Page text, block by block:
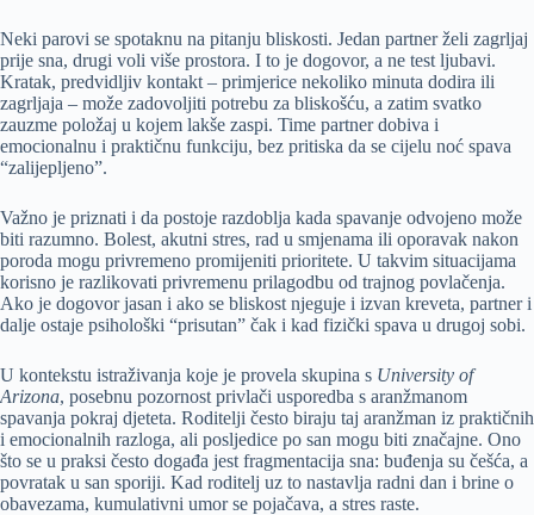
Neki parovi se spotaknu na pitanju bliskosti. Jedan partner želi zagrljaj
prije sna, drugi voli više prostora. I to je dogovor, a ne test ljubavi.
Kratak, predvidljiv kontakt – primjerice nekoliko minuta dodira ili
zagrljaja – može zadovoljiti potrebu za bliskošću, a zatim svatko
zauzme položaj u kojem lakše zaspi. Time partner dobiva i
emocionalnu i praktičnu funkciju, bez pritiska da se cijelu noć spava
“zalijepljeno”.
Važno je priznati i da postoje razdoblja kada spavanje odvojeno može
biti razumno. Bolest, akutni stres, rad u smjenama ili oporavak nakon
poroda mogu privremeno promijeniti prioritete. U takvim situacijama
korisno je razlikovati privremenu prilagodbu od trajnog povlačenja.
Ako je dogovor jasan i ako se bliskost njeguje i izvan kreveta, partner i
dalje ostaje psihološki “prisutan” čak i kad fizički spava u drugoj sobi.
U kontekstu istraživanja koje je provela skupina s University of
Arizona, posebnu pozornost privlači usporedba s aranžmanom
spavanja pokraj djeteta. Roditelji često biraju taj aranžman iz praktičnih
i emocionalnih razloga, ali posljedice po san mogu biti značajne. Ono
što se u praksi često događa jest fragmentacija sna: buđenja su češća, a
povratak u san sporiji. Kad roditelj uz to nastavlja radni dan i brine o
obavezama, kumulativni umor se pojačava, a stres raste.